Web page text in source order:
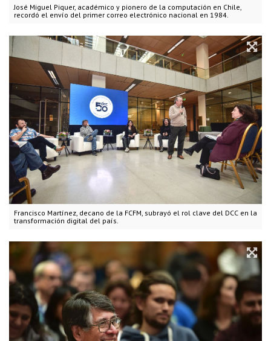
José Miguel Piquer, académico y pionero de la computación en Chile,
recordó el envío del primer correo electrónico nacional en 1984.
Francisco Martínez, decano de la FCFM, subrayó el rol clave del DCC en la
transformación digital del país.